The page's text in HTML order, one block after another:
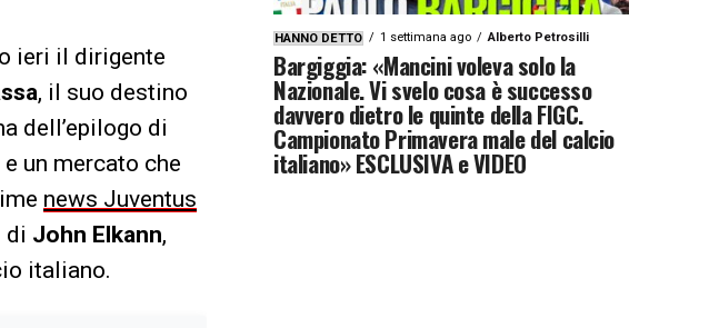
ieri il dirigente
, il suo destino
dell’epilogo di
un mercato che
news Juventus
di John Elkann,
italiano.
HANNO DETTO 1 settimana ago Alberto Petrosilli
Bargiggia: «Mancini voleva solo la
Nazionale. Vi svelo cosa è successo
davvero dietro le quinte della FIGC.
Campionato Primavera male del calcio
italiano» ESCLUSIVA e VIDEO